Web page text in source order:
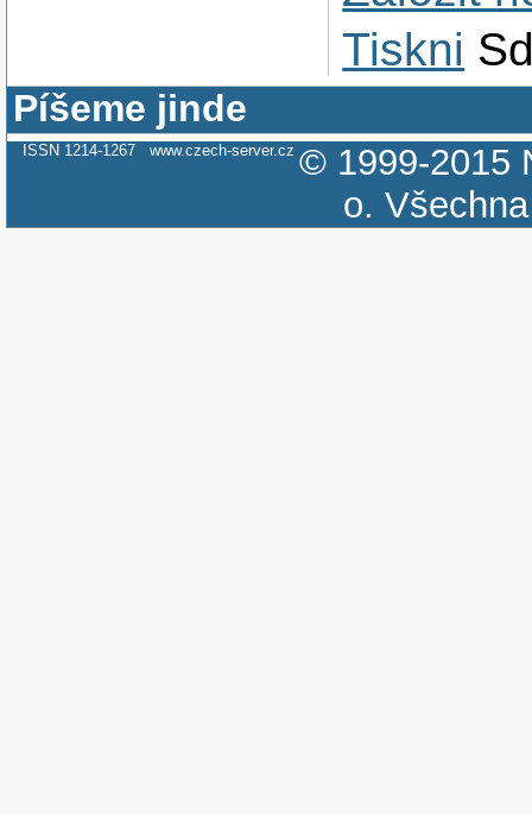
Tiskni
Píšeme jinde
ISSN 1214-1267 www.czech-server.cz © 1999-2015
o.